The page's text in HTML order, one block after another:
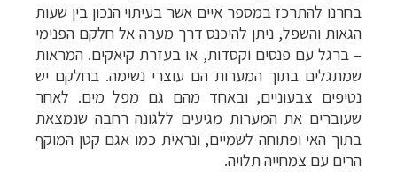
בחרנו להתרכז במספר איים אשר בעיתוי הנכון בין שעות
הגאות והשפל, ניתן להיכנס דרך מערה אל חלקם הפנימי
– ברגל עם פנסים וקסדות, או בעזרת קיאקים. המראות
שמתגלים בתוך המערות הם עוצרי נשימה. בחלקם יש
נטיפים צבעוניים, ובאחד מהם גם מפל מים. לאחר
שעוברים את המערות מגיעים ללגונה רחבה שנמצאת
בתוך האי ופתוחה לשמיים, ונראית כמו אגם קטן המוקף
הרים עם צמחייה תלויה.